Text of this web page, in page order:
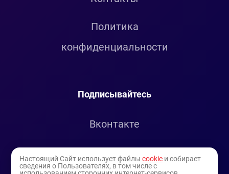
Политика
конфиденциальности
Подписывайтесь
Вконтакте
Настоящий Сайт использует файлыcookie и собирает
сведения о Пользователях, в том числе с